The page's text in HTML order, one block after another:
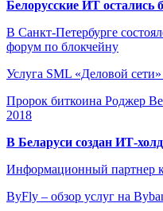
Белорусские ИТ остались
В Санкт-Петербурге
форум по блокчейну
Услуга SML «Деловой
Пророк биткоина Роджер
2018
В Беларуси создан ИТ-
Информационный партнер
ByFly – обзор услуг на